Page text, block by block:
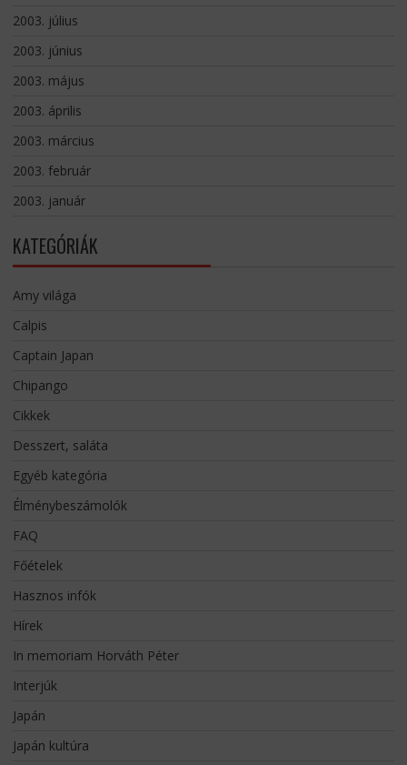
2003. július
2003. június
2003. május
2003. április
2003. március
2003. február
2003. január
KATEGÓRIÁK
Amy világa
Calpis
Captain Japan
Chipango
Cikkek
Desszert, saláta
Egyéb kategória
Élménybeszámolók
FAQ
Főételek
Hasznos infók
Hírek
In memoriam Horváth Péter
Interjúk
Japán
Japán kultúra